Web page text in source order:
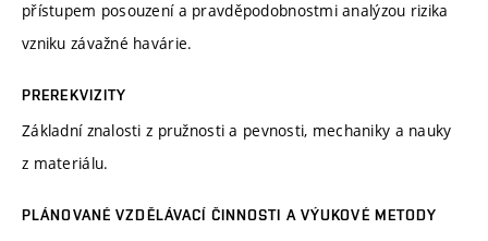
přístupem posouzení a pravděpodobnostmi analýzou rizika
vzniku závažné havárie.
PREREKVIZITY
Základní znalosti z pružnosti a pevnosti, mechaniky a nauky
z materiálu.
PLÁNOVANÉ VZDĚLÁVACÍ ČINNOSTI A VÝUKOVÉ METODY